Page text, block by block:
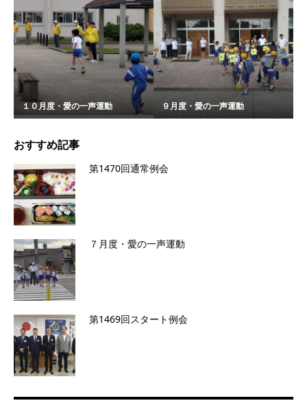
１０月度・愛の一声運動 ９月度・愛の一声運動
おすすめ記事
第1470回通常例会
７月度・愛の一声運動
第1469回スタート例会